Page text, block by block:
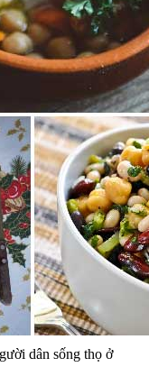
dân sống thọ ở